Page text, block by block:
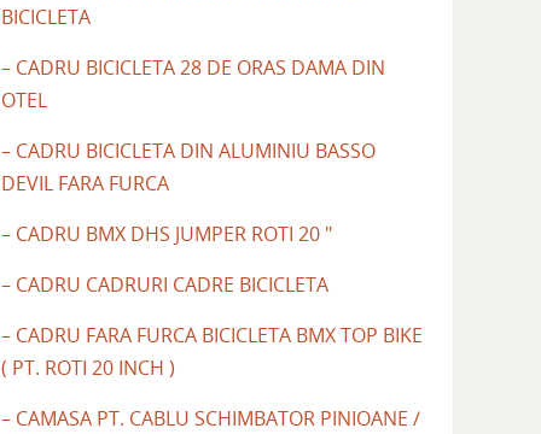
BICICLETA
– CADRU BICICLETA 28 DE ORAS DAMA DIN
OTEL
– CADRU BICICLETA DIN ALUMINIU BASSO
DEVIL FARA FURCA
– CADRU BMX DHS JUMPER ROTI 20 "
– CADRU CADRURI CADRE BICICLETA
– CADRU FARA FURCA BICICLETA BMX TOP BIKE
( PT. ROTI 20 INCH )
– CAMASA PT. CABLU SCHIMBATOR PINIOANE /